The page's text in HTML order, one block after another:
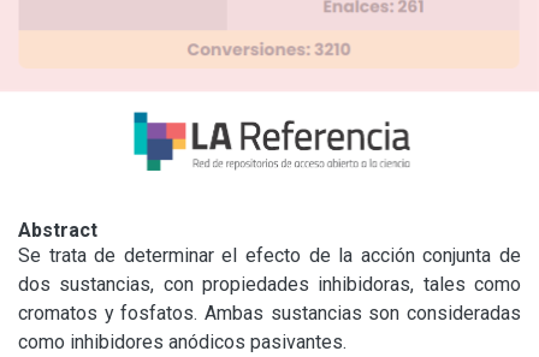
Abstract
Se trata de determinar el efecto de la acción conjunta de
dos sustancias, con propiedades inhibidoras, tales como
cromatos y fosfatos. Ambas sustancias son consideradas
como inhibidores anódicos pasivantes.